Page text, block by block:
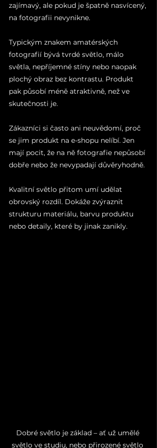
zajímavý, ale pokud je špatně nasvícený,
na fotografii nevynikne.
Typickým znakem amatérských
fotografií bývá tvrdé světlo, málo
světla, nepříjemné stíny nebo naopak
plochý obraz bez kontrastu. Produkt
pak působí méně atraktivně, než ve
skutečnosti je.
Zákazníci si často ani neuvědomí, proč
se jim produkt na e-shopu nelíbí. Jen
mají pocit, že na ně fotografie nepůsobí
dobře nebo že nevypadají důvěryhodně.
Kvalitní světlo přitom umí udělat
obrovský rozdíl. Dokáže zvýraznit
strukturu materiálu, barvu produktu
nebo detaily, které by jinak zanikly.
Dobré světlo je základ – ať už umělé
světlo ve studiu, nebo přirozené světlo